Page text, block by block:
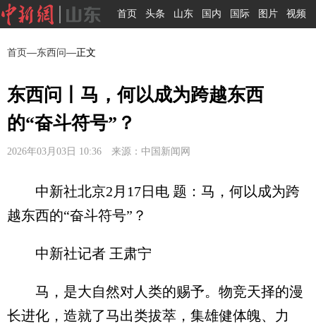
首页 头条 山东 国内 国际 图片 视频
首页—东西问—正文
东西问丨马，何以成为跨越东西
的“奋斗符号”？
2026年03月03日 10:36 来源：中国新闻网
中新社北京2月17日电 题：马，何以成为跨
越东西的“奋斗符号”？
中新社记者 王肃宁
马，是大自然对人类的赐予。物竞天择的漫
长进化，造就了马出类拔萃，集雄健体魄、力